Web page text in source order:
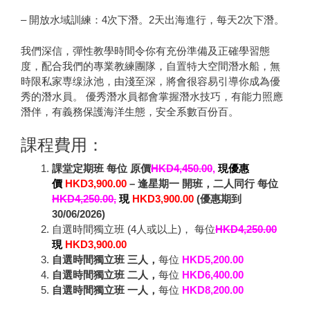
– 開放水域訓練： 4次下潛。 2天出海進行，每天2次下潛。
我們深信，彈性教學時間令你有充份準備及正確學習態
度，配合我們的專業教練團隊，自置特大空間潛水船，無
時限私家専缐泳池，由淺至深，將會很容易引導你成為優
秀的潛水員。
優秀潛水員都會掌握潛水技巧，有能力照應
潛伴，有義務保護海洋生態，安全系數百份百。
課程費用：
課堂定期班 每位 原價HKD4,450.00, 現優惠
價 HKD3,900.00 – 逢星期一 開班 ，二人同行 每位
HKD4,250.00, 現 HKD3,900.00 (優惠期到
30/06/2026)
自選時間獨立班 (4人或以上)， 每位HKD4,250.00
現 HKD3,900.00
自選時間獨立班 三人 ， 每位 HKD5,200.00
自選時間獨立班 二人 ， 每位 HKD6,400.00
自選時間獨立班 一人 ， 每位 HKD8,200.00